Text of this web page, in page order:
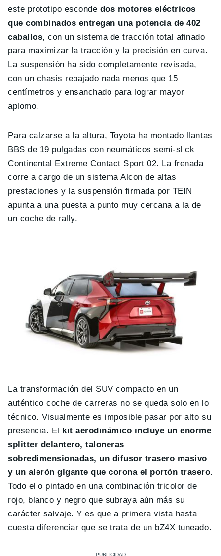
este prototipo esconde dos motores eléctricos
que combinados entregan una potencia de 402
caballos, con un sistema de tracción total afinado
para maximizar la tracción y la precisión en curva.
La suspensión ha sido completamente revisada,
con un chasis rebajado nada menos que 15
centímetros y ensanchado para lograr mayor
aplomo.
Para calzarse a la altura, Toyota ha montado llantas
BBS de 19 pulgadas con neumáticos semi-slick
Continental Extreme Contact Sport 02. La frenada
corre a cargo de un sistema Alcon de altas
prestaciones y la suspensión firmada por TEIN
apunta a una puesta a punto muy cercana a la de
un coche de rally.
La transformación del SUV compacto en un
auténtico coche de carreras no se queda solo en lo
técnico. Visualmente es imposible pasar por alto su
presencia. El kit aerodinámico incluye un enorme
splitter delantero, taloneras
sobredimensionadas, un difusor trasero masivo
y un alerón gigante que corona el portón trasero.
Todo ello pintado en una combinación tricolor de
rojo, blanco y negro que subraya aún más su
carácter salvaje. Y es que a primera vista hasta
cuesta diferenciar que se trata de un bZ4X tuneado.